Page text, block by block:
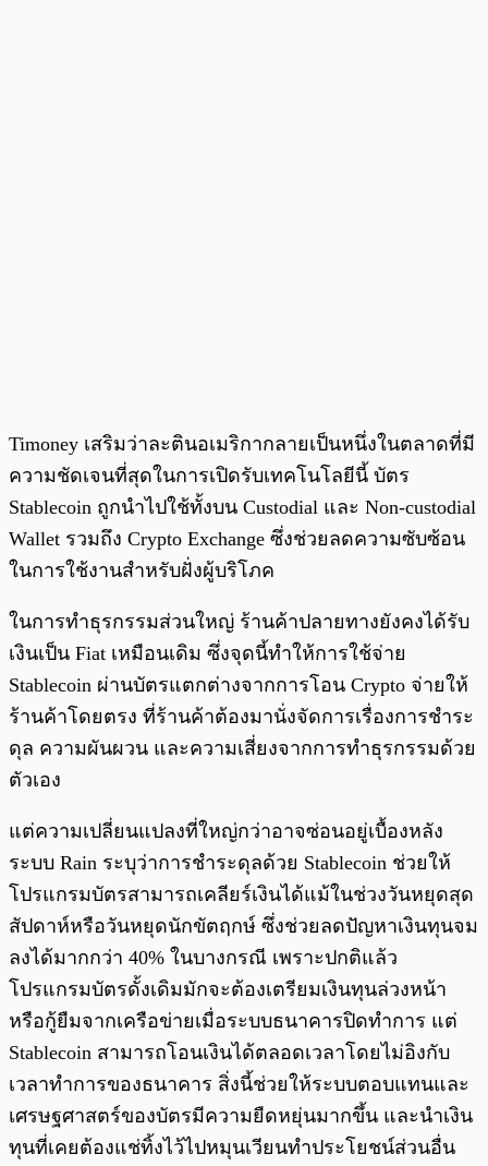
Timoney เสริมว่าละตินอเมริกากลายเป็นหนึ่งในตลาดที่มี
ความชัดเจนที่สุดในการเปิดรับเทคโนโลยีนี้ บัตร
Stablecoin ถูกนำไปใช้ทั้งบน Custodial และ Non-custodial
Wallet รวมถึง Crypto Exchange ซึ่งช่วยลดความซับซ้อน
ในการใช้งานสำหรับฝั่งผู้บริโภค
ในการทำธุรกรรมส่วนใหญ่ ร้านค้าปลายทางยังคงได้รับ
เงินเป็น Fiat เหมือนเดิม ซึ่งจุดนี้ทำให้การใช้จ่าย
Stablecoin ผ่านบัตรแตกต่างจากการโอน Crypto จ่ายให้
ร้านค้าโดยตรง ที่ร้านค้าต้องมานั่งจัดการเรื่องการชำระ
ดุล ความผันผวน และความเสี่ยงจากการทำธุรกรรมด้วย
ตัวเอง
แต่ความเปลี่ยนแปลงที่ใหญ่กว่าอาจซ่อนอยู่เบื้องหลัง
ระบบ Rain ระบุว่าการชำระดุลด้วย Stablecoin ช่วยให้
โปรแกรมบัตรสามารถเคลียร์เงินได้แม้ในช่วงวันหยุดสุด
สัปดาห์หรือวันหยุดนักขัตฤกษ์ ซึ่งช่วยลดปัญหาเงินทุนจม
ลงได้มากกว่า 40% ในบางกรณี เพราะปกติแล้ว
โปรแกรมบัตรดั้งเดิมมักจะต้องเตรียมเงินทุนล่วงหน้า
หรือกู้ยืมจากเครือข่ายเมื่อระบบธนาคารปิดทำการ แต่
Stablecoin สามารถโอนเงินได้ตลอดเวลาโดยไม่อิงกับ
เวลาทำการของธนาคาร สิ่งนี้ช่วยให้ระบบตอบแทนและ
เศรษฐศาสตร์ของบัตรมีความยืดหยุ่นมากขึ้น และนำเงิน
ทุนที่เคยต้องแช่ทิ้งไว้ไปหมุนเวียนทำประโยชน์ส่วนอื่น